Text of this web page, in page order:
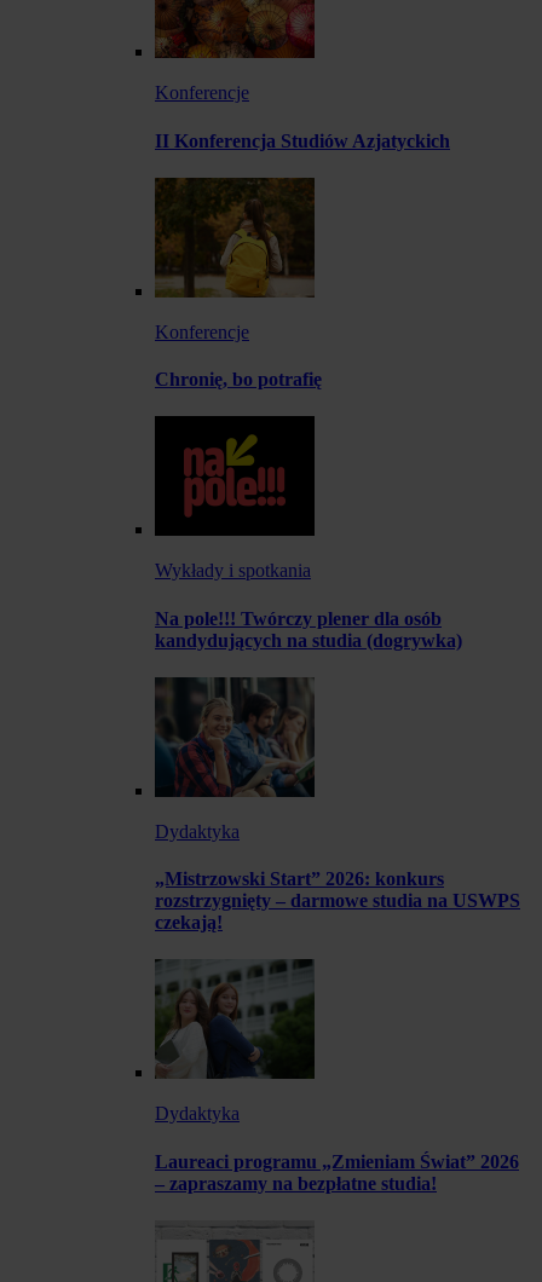
Konferencje
II Konferencja Studiów Azjatyckich
Konferencje
Chronię, bo potrafię
Wykłady i spotkania
Na pole!!! Twórczy plener dla osób
kandydujących na studia (dogrywka)
Dydaktyka
„Mistrzowski Start” 2026: konkurs
rozstrzygnięty – darmowe studia na USWPS
czekają!
Dydaktyka
Laureaci programu „Zmieniam Świat” 2026
– zapraszamy na bezpłatne studia!